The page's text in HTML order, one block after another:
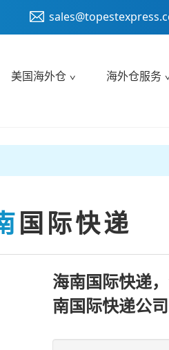
美国海外仓 海外仓服务
国际快递
海南国际快递
南国际快递公司